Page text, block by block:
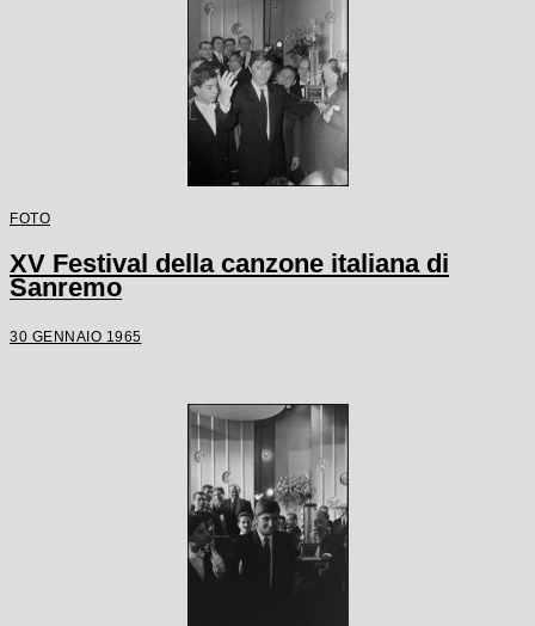
FOTO
XV Festival della canzone italiana di
Sanremo
30 GENNAIO 1965